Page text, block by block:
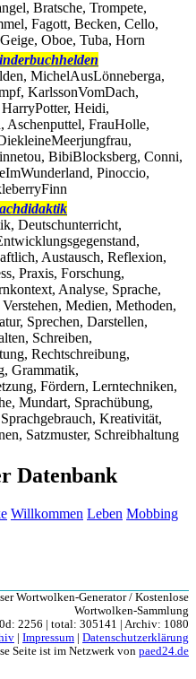
Bratsche, Trompete,
Fagott, Becken, Cello,
Oboe, Tuba, Horn
MichelAusLönneberga,
KarlssonVomDach,
Heidi,
Aschenputtel, FrauHolle,
BibiBlocksberg, Conni,
Pinoccio,
Deutschunterricht,
Austausch, Reflexion,
Praxis, Forschung,
Analyse, Sprache,
Medien, Methoden,
Sprechen, Darstellen,
Schreiben,
Rechtschreibung,
Grammatik,
Fördern, Lerntechniken,
Mundart, Sprachübung,
Kreativität,
Satzmuster, Schreibhaltung
Datenbank
Willkommen Leben Mobbing
Wortwolken-Generator / Kostenlose
Wortwolken-Sammlung
2256 | total: 305141 | Archiv: 1080
Impressum
Datenschutzerklärung
Seite ist im Netzwerk von paed24.de